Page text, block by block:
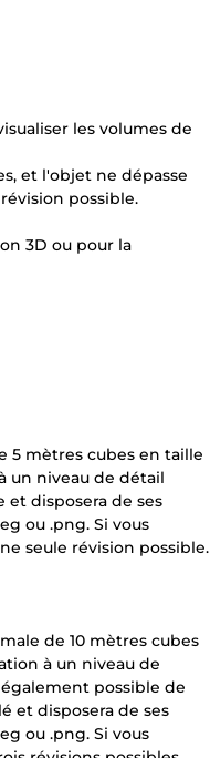
les volumes de
et l'objet ne dépasse
possible.
3D ou pour la
5 mètres cubes en taille
un niveau de détail
disposera de ses
ou .png. Si vous
seule révision possible.
de 10 mètres cubes
à un niveau de
possible de
et disposera de ses
ou .png. Si vous